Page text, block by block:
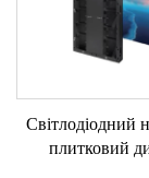
Світлодіодний
плитковий